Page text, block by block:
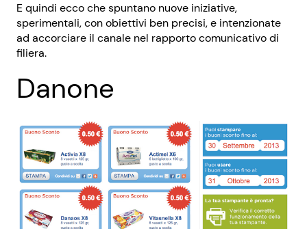
E quindi ecco che spuntano nuove iniziative,
sperimentali, con obiettivi ben precisi, e intenzionate
ad accorciare il canale nel rapporto comunicativo di
filiera.
Danone